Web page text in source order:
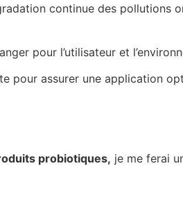
continue des pollutions
pour l’utilisateur et
pour assurer une application
probiotiques, je me ferai